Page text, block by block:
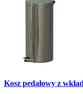
Kosz pedałowy z